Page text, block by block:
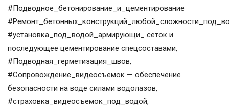
#Подводное_бетонирование_и_цементирование
#установка_под_водой_армирующи_ сеток и
последующее цементирование спецсоставами,
#Подводная_герметизация_швов,
#Сопровождение_видеосъемок — обеспечение
безопасности на воде силами водолазов,
#страховка_видеосъемок_под_водой,